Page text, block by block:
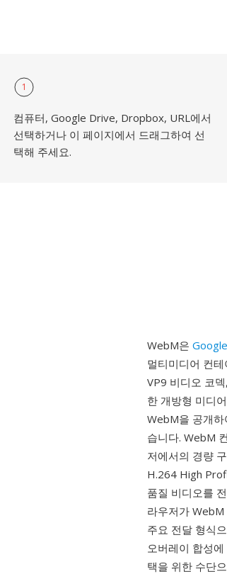
1
컴퓨터, Google Drive, Dropbox, URL에서
선택하거나 이 페이지에서 드래그하여 선
택해 주세요.
WebM은 Google
멀티미디어 컨
VP9 비디오 코
한 개방형 미디
WebM을 공개
습니다. WebM
저에서의 경량
H.264 High
품질 비디오를
라우저가
주요 전달 형식
오버레이 합성
택을 위한 수단